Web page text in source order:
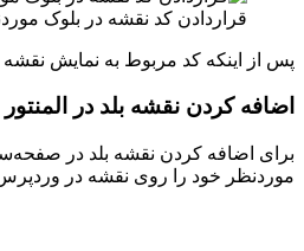
قراردادن کد نقشه در بلوک
پس از اینکه کد مربوط به نمایش نقشه
اضافه کردن نقشه بلد در المنتور
موردنظر خود را روی نقشه در